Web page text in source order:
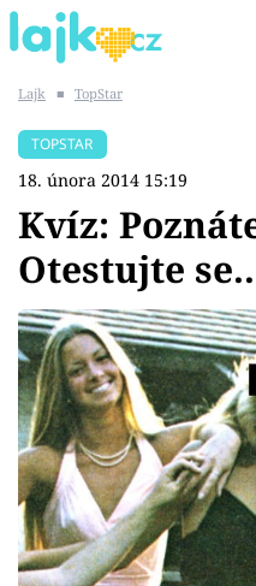
SHOPAHOLICADEL
Témata
Showbyznys
Youtubeři
Virály
Sex a vztahy
Lajk ■ TopStar
TOPSTAR
18. února 2014 15:19
Kvíz:
Otestujte